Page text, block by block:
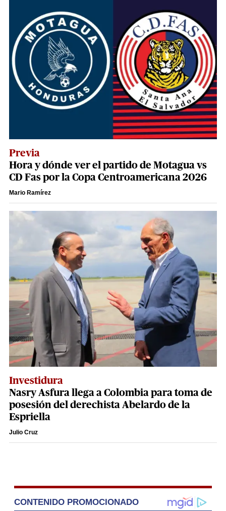
Previa
Hora y dónde ver el partido de Motagua vs
CD Fas por la Copa Centroamericana 2026
Mario Ramírez
Investidura
Nasry Asfura llega a Colombia para toma de
posesión del derechista Abelardo de la
Espriella
Julio Cruz
CONTENIDO PROMOCIONADO